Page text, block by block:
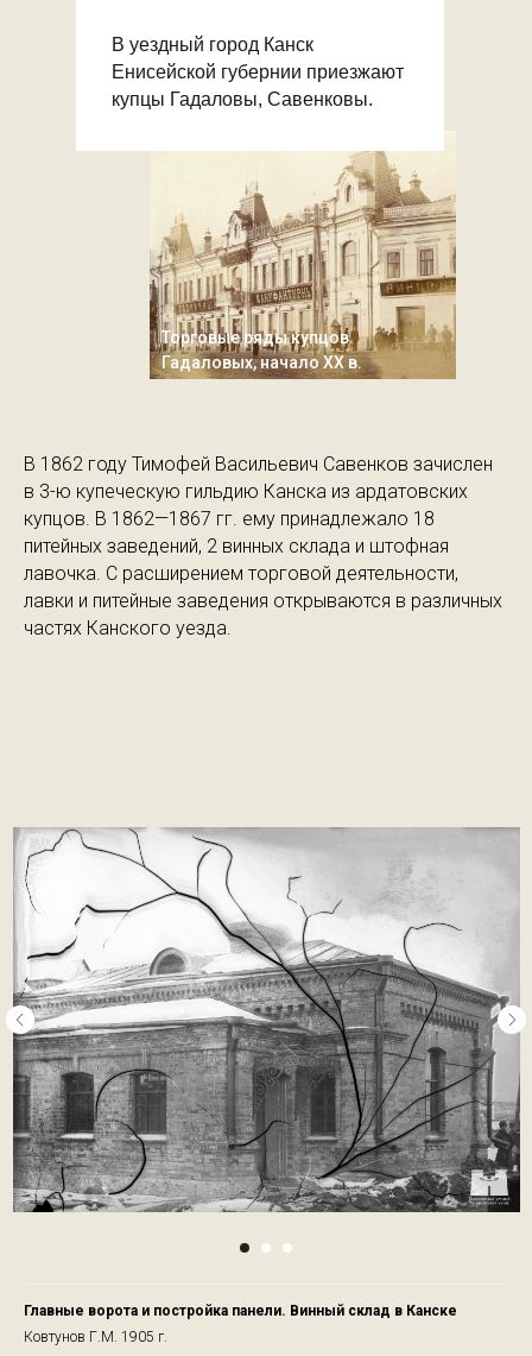
В уездный город Канск
Енисейской губернии приезжают
купцы Гадаловы, Савенковы.
Торговые ряды купцов
Гадаловых, начало XX в.
В 1862 году Тимофей Васильевич Савенков зачислен
в 3-ю купеческую гильдию Канска из ардатовских
купцов. В 1862—1867 гг. ему принадлежало 18
питейных заведений, 2 винных склада и штофная
лавочка. С расширением торговой деятельности,
лавки и питейные заведения открываются в различных
частях Канского уезда.
Главные ворота и постройка панели. Винный склад в Канске
Ковтунов Г.М. 1905 г.